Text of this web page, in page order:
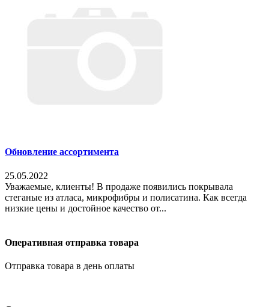
Обновление ассортимента
25.05.2022
Уважаемые, клиенты! В продаже появились покрывала
стеганые из атласа, микрофибры и полисатина. Как всегда
низкие цены и достойное качество от...
Оперативная отправка товара
Отправка товара в день оплаты